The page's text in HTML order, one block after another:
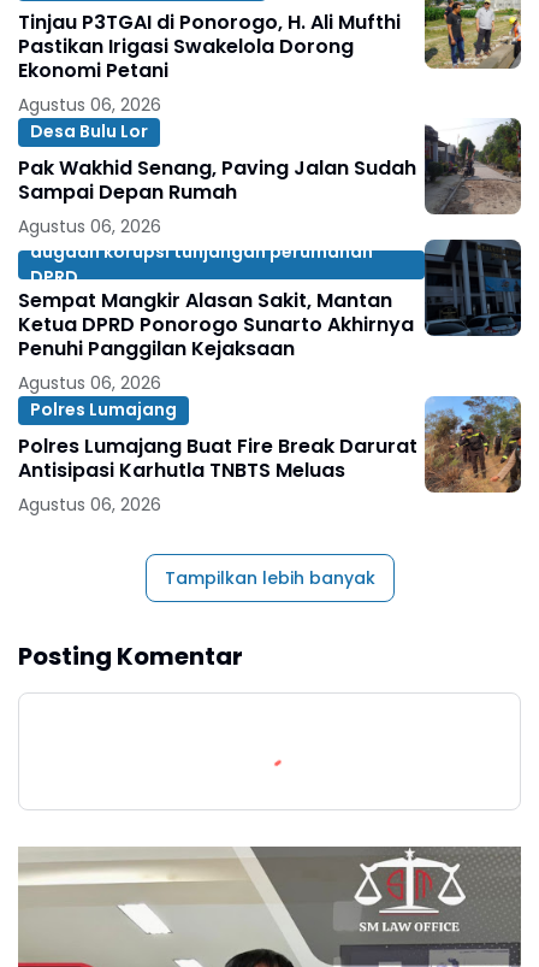
Tinjau P3TGAI di Ponorogo, H. Ali Mufthi
Pastikan Irigasi Swakelola Dorong
Ekonomi Petani
Agustus 06, 2026
Desa Bulu Lor
Pak Wakhid Senang, Paving Jalan Sudah
Sampai Depan Rumah
Agustus 06, 2026
dugaan korupsi tunjangan perumahan
DPRD
Sempat Mangkir Alasan Sakit, Mantan
Ketua DPRD Ponorogo Sunarto Akhirnya
Penuhi Panggilan Kejaksaan
Agustus 06, 2026
Polres Lumajang
Polres Lumajang Buat Fire Break Darurat
Antisipasi Karhutla TNBTS Meluas
Agustus 06, 2026
Tampilkan lebih banyak
Posting Komentar